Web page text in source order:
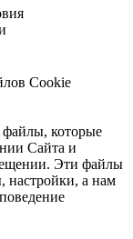
Cookie
которые
Сайта и
Эти файлы
настройки, а нам